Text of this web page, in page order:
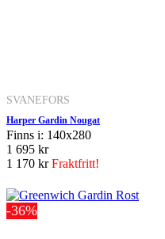
SVANEFORS
Harper Gardin Nougat
Finns i: 140x280
1 695 kr
1 170 krFraktfritt!
-36%